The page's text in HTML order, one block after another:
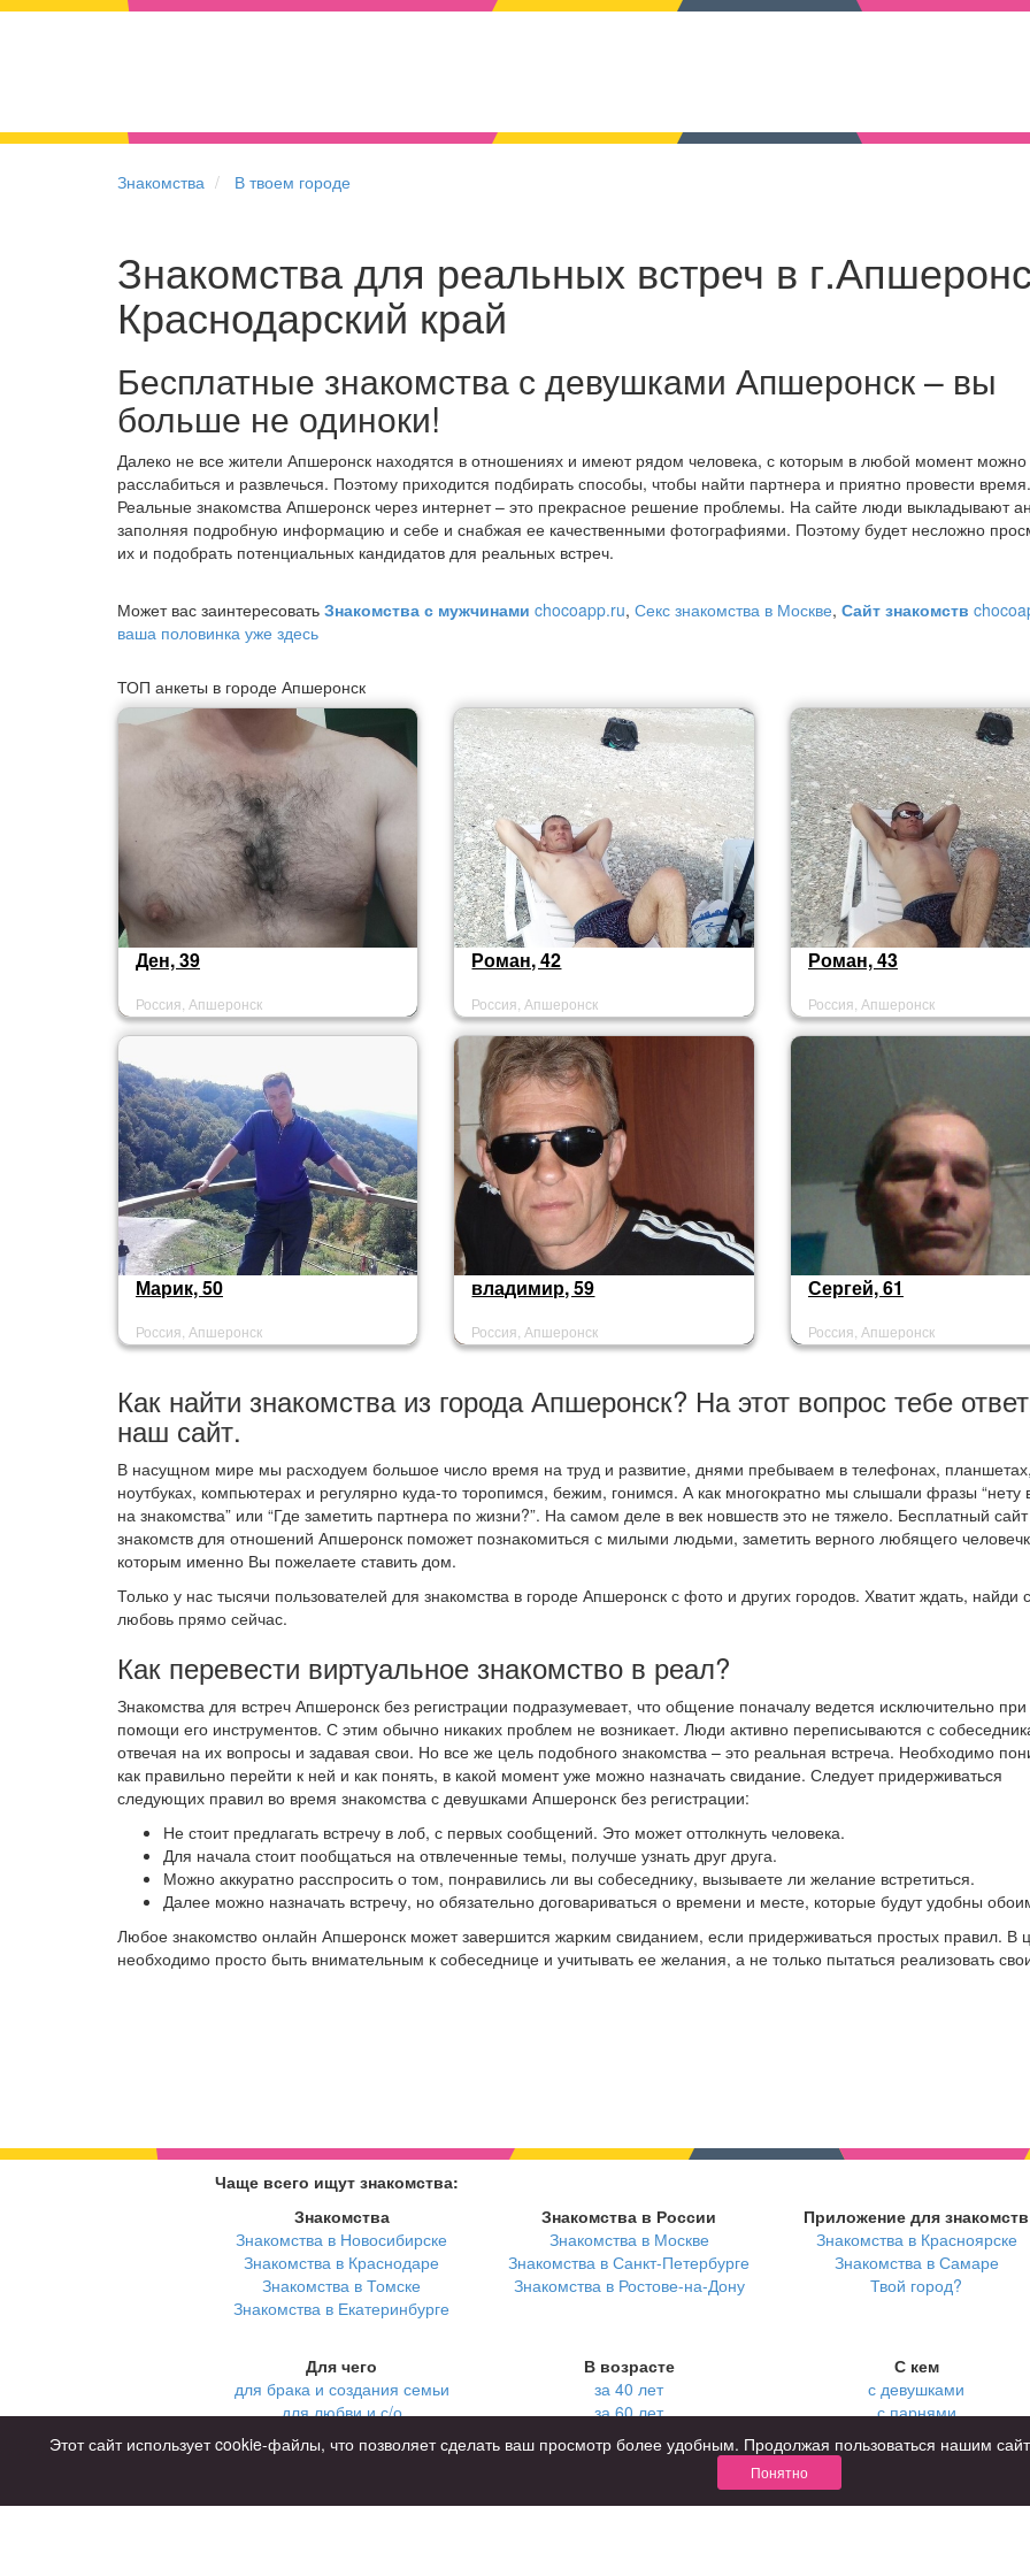
Знакомства В твоем городе
Знакомства для реальных встреч в
Краснодарский край
Бесплатные знакомства с девушками Апшеронск – вы
больше не одиноки!
Далеко не все жители Апшеронск находятся в отношениях и имеют рядом человека, с которым в любой момент можно
расслабиться и развлечься. Поэтому приходится подбирать способы, чтобы найти партнера и приятно провести время.
Реальные знакомства Апшеронск через интернет – это прекрасное решение проблемы. На сайте люди выкладывают
заполняя подробную информацию и себе и снабжая ее качественными фотографиями. Поэтому будет несложно
их и подобрать потенциальных кандидатов для реальных встреч.
Может вас заинтересовать Знакомства с мужчинами chocoapp.ru, Секс знакомства в Москве, Сайт знакомств
ваша половинка уже здесь
ТОП анкеты в городе Апшеронск
Ден, 39
Россия, Апшеронск
Роман, 42
Россия, Апшеронск
Роман, 43
Россия, Апшеронск
Марик, 50
Россия, Апшеронск
владимир, 59
Россия, Апшеронск
Сергей, 61
Россия, Апшеронск
Как найти знакомства из города Апшеронск? На этот вопрос тебе
наш сайт.
В насущном мире мы расходуем большое число время на труд и развитие, днями пребываем в телефонах, планшетах,
ноутбуках, компьютерах и регулярно куда-то торопимся, бежим, гонимся. А как многократно мы слышали фразы “нету
на знакомства” или “Где заметить партнера по жизни?”. На самом деле в век новшеств это не тяжело. Бесплатный сайт
знакомств для отношений Апшеронск поможет познакомиться с милыми людьми, заметить верного любящего
которым именно Вы пожелаете ставить дом.
Только у нас тысячи пользователей для знакомства в городе Апшеронск с фото и других городов. Хватит ждать, найди
любовь прямо сейчас.
Как перевести виртуальное знакомство в реал?
Знакомства для встреч Апшеронск без регистрации подразумевает, что общение поначалу ведется исключительно при
помощи его инструментов. С этим обычно никаких проблем не возникает. Люди активно переписываются с
отвечая на их вопросы и задавая свои. Но все же цель подобного знакомства – это реальная встреча. Необходимо
как правильно перейти к ней и как понять, в какой момент уже можно назначать свидание. Следует придерживаться
следующих правил во время знакомства с девушками Апшеронск без регистрации:
Не стоит предлагать встречу в лоб, с первых сообщений. Это может оттолкнуть человека.
Для начала стоит пообщаться на отвлеченные темы, получше узнать друг друга.
Можно аккуратно расспросить о том, понравились ли вы собеседнику, вызываете ли желание встретиться.
Далее можно назначать встречу, но обязательно договариваться о времени и месте, которые будут удобны
Любое знакомство онлайн Апшеронск может завершится жарким свиданием, если придерживаться простых правил. В
необходимо просто быть внимательным к собеседнице и учитывать ее желания, а не только пытаться реализовать
Чаще всего ищут знакомства:
Знакомства
Знакомства в Новосибирске
Знакомства в Краснодаре
Знакомства в Томске
Знакомства в Екатеринбурге
Знакомства в России
Знакомства в Москве
Знакомства в Санкт-Петербурге
Знакомства в Ростове-на-Дону
Приложение для знакомств
Знакомства в Красноярске
Знакомства в Самаре
Твой город?
Для чего
для брака и создания семьи
для любви и с/о
для дружбы
для взрослых
В возрасте
за 40 лет
за 60 лет
для пожилых
С кем
с девушками
с парнями
Этот сайт использует cookie-файлы, что позволяет сделать ваш просмотр более удобным. Продолжая пользоваться нашим
Понятно